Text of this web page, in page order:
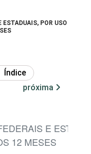
ESTADUAIS, POR USO
Índice
próxima
E
12 MESES